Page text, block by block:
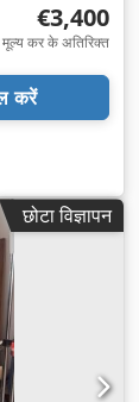
€3,400
मूल्य कर के अतिरिक्त
करें
छोटा विज्ञापन